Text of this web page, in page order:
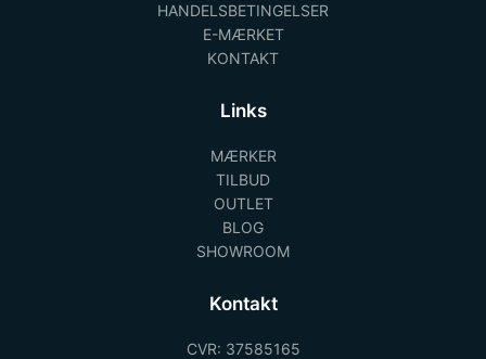
HANDELSBETINGELSER
E-MÆRKET
KONTAKT
Links
MÆRKER
TILBUD
OUTLET
BLOG
SHOWROOM
Kontakt
CVR: 37585165